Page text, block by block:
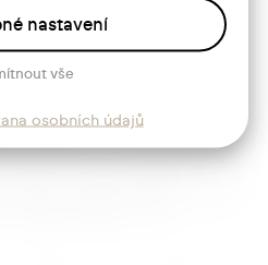
vše
nastavení
osobních údajů
mě